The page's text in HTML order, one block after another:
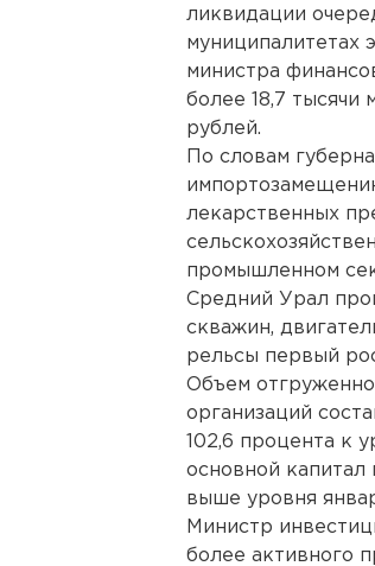
ликвидации
муниципалитетах
министра
более 18,7
рублей.
По словам
лекарственных
промышленном
Средний Урал
скважин,
рельсы первый
Объем
организаций
102,6 процента к
основной капитал
выше уровня
Министр
более активного